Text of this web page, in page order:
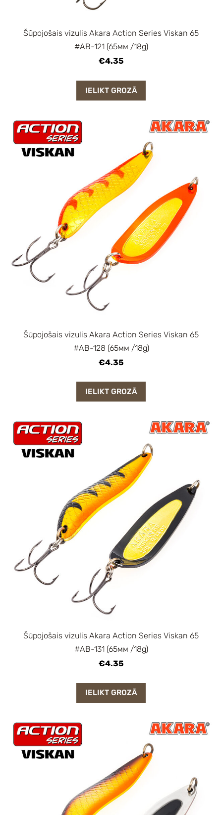
Šūpojošais vizulis Akara Action Series Viskan 65
#AB-121 (65мм /18g)
€4.35
IELIKT GROZĀ
Šūpojošais vizulis Akara Action Series Viskan 65
#AB-128 (65мм /18g)
€4.35
IELIKT GROZĀ
Šūpojošais vizulis Akara Action Series Viskan 65
#AB-131 (65мм /18g)
€4.35
IELIKT GROZĀ